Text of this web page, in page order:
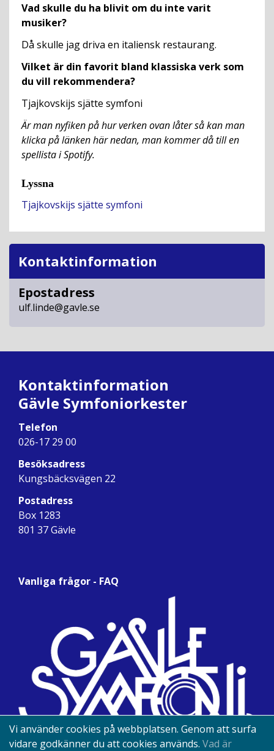
Vi använder cookies på webbplatsen. Genom att surfa
vidare godkänner du att cookies används. Vad är
Vad skulle du ha blivit om du inte varit
musiker?
Då skulle jag driva en italiensk restaurang.
Vilket är din favorit bland klassiska verk som
du vill rekommendera?
Tjajkovskijs sjätte symfoni
Är man nyfiken på hur verken ovan låter så kan man
klicka på länken här nedan, man kommer då till en
spellista i Spotify.
Lyssna
Tjajkovskijs sjätte symfoni
Kontaktinformation
Epostadress
ulf.linde@gavle.se
Kontaktinformation
Gävle Symfoniorkester
Telefon
026-17 29 00
Besöksadress
Kungsbäcksvägen 22
Postadress
Box 1283
801 37 Gävle
Vanliga frågor - FAQ